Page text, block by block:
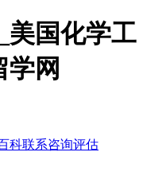
美国化学工
学网
科联系咨询评估